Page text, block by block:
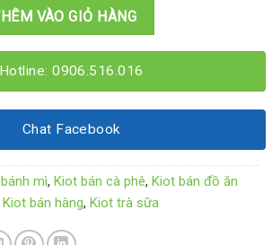
số lượng
VÀO GIỎ HÀNG
Hotline: 0906.516.016
Chat Facebook
mì, Kiot bán cà phê, Kiot bán đồ ăn
Kiot bán hàng, Kiot trà sữa